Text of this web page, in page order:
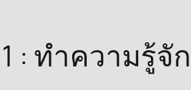
: ทำความรู้จั